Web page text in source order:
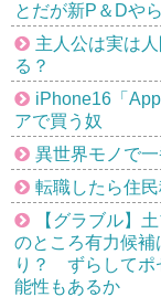
とだが新P＆Dや
主人公は実は
る？
iPhone16「
アで買う奴
異世界モノで
転職したら住
【グラブル】
のところ有力候補
り？ ずらしてポ
能性もあるか